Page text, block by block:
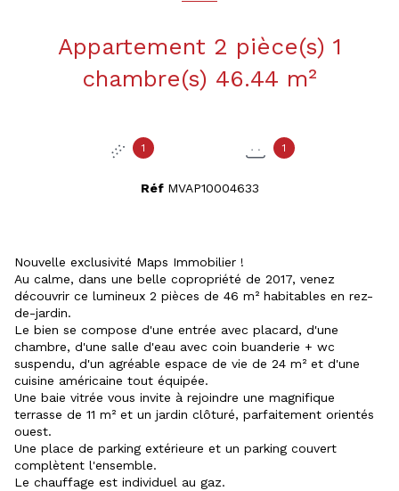
Appartement 2 pièce(s) 1
chambre(s) 46.44 m²
1 1
Réf MVAP10004633
Nouvelle exclusivité Maps Immobilier !
Au calme, dans une belle copropriété de 2017, venez
découvrir ce lumineux 2 pièces de 46 m² habitables en rez-
de-jardin.
Le bien se compose d'une entrée avec placard, d'une
chambre, d'une salle d'eau avec coin buanderie + wc
suspendu, d'un agréable espace de vie de 24 m² et d'une
cuisine américaine tout équipée.
Une baie vitrée vous invite à rejoindre une magnifique
terrasse de 11 m² et un jardin clôturé, parfaitement orientés
ouest.
Une place de parking extérieure et un parking couvert
complètent l'ensemble.
Le chauffage est individuel au gaz.